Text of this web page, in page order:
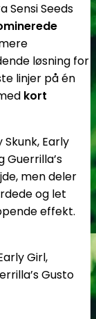
Seeds
løsning for
linjer på én
kort
Early
Guerrilla’s
men deler
og let
effekt.
Girl,
Gusto